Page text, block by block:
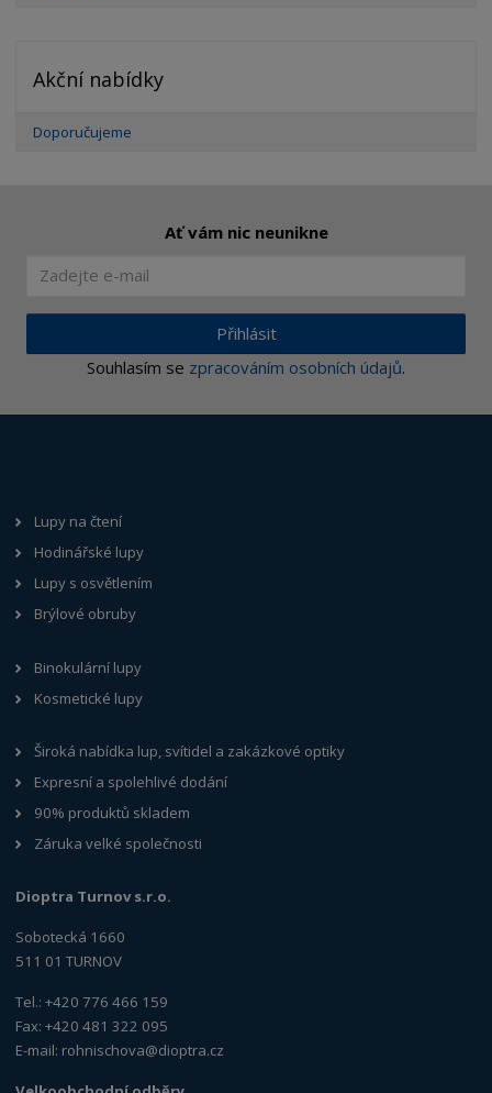
Akční nabídky
Doporučujeme
Ať vám nic neunikne
Přihlásit
Souhlasím se zpracováním osobních údajů.
Lupy na čtení
Hodinářské lupy
Lupy s osvětlením
Brýlové obruby
Binokulární lupy
Kosmetické lupy
Široká nabídka lup, svítidel a zakázkové optiky
Expresní a spolehlivé dodání
90% produktů skladem
Záruka velké společnosti
Dioptra Turnov s.r.o.
Sobotecká 1660
511 01 TURNOV
Tel.: +420 776 466 159
Fax: +420 481 322 095
E-mail: rohnischova@dioptra.cz